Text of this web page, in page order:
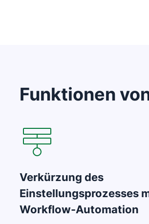
Funktionen
Verkürzung des
Einstellungsprozesses
Workflow-Automation